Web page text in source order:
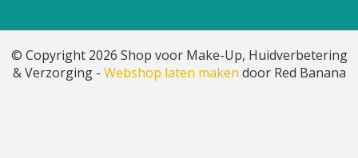
© Copyright 2026 Shop voor Make-Up, Huidverbetering
& Verzorging - Webshop laten maken door Red Banana